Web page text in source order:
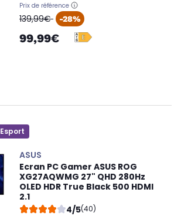
Prix de référence
oldPrice
139,99€ -28%
99,99€
Esport
ASUS
Ecran PC Gamer ASUS ROG
XG27AQWMG 27" QHD 280Hz
OLED HDR True Black 500 HDMI
2.1
4/5(40)